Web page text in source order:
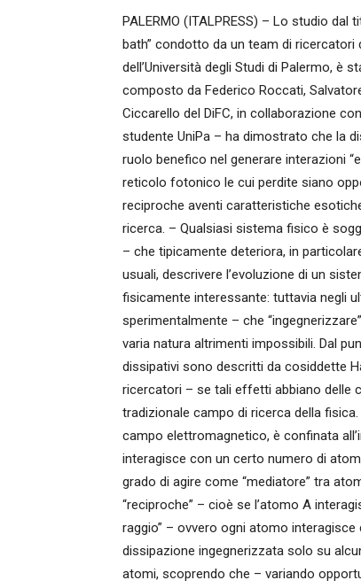
PALERMO (ITALPRESS) – Lo studio
bath” condotto da un team di ricercatori
dell’Università degli Studi di Palermo, è
composto da Federico Roccati,
Ciccarello del DiFC, in collaborazione
studente UniPa – ha dimostrato che la
ruolo benefico nel generare interazioni
reticolo fotonico le cui perdite siano
reciproche aventi caratteristiche
ricerca. – Qualsiasi sistema fisico è
– che tipicamente deteriora, in
usuali, descrivere l’evoluzione di un
fisicamente interessante: tuttavia negli
sperimentalmente – che
varia natura altrimenti impossibili. Dal
dissipativi sono descritti da cosiddette
ricercatori – se tali effetti abbiano delle
tradizionale campo di ricerca della
campo elettromagnetico, è confinata
interagisce con un certo numero di
grado di agire come “mediatore” tra
“reciproche” – cioè se l’atomo A
raggio” – ovvero ogni atomo
dissipazione ingegnerizzata solo su
atomi, scoprendo che – variando